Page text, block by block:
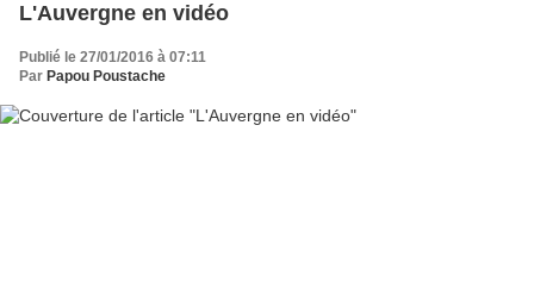
L'Auvergne en vidéo
Publié le 27/01/2016 à 07:11
Par Papou Poustache